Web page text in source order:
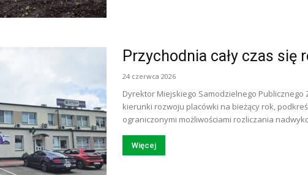
Przychodnia cały czas się
24 czerwca 2026
Dyrektor Miejskiego Samodzielnego Publicznego
kierunki rozwoju placówki na bieżący rok,
ograniczonymi możliwościami rozliczania
Więcej